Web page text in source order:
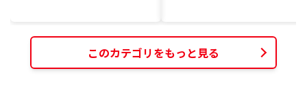
このカテゴリをもっと見る